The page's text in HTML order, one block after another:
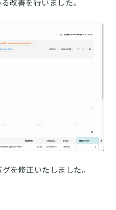
改善を行いました。
を修正いたしました。